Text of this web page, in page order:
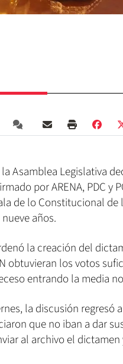
Asamblea Legislativa
por ARENA, PDC y
de lo Constitucional de
años.
la creación del
obtuvieran los votos
entrando la media
la discusión regresó
que no iban a dar
al archivo el dictamen